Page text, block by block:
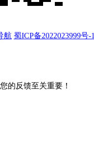
航 蜀ICP备2022023999号-1
的反馈至关重要！